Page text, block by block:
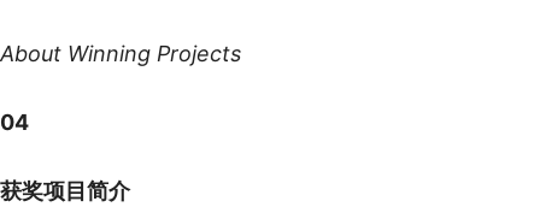
About Winning Projects
04
获奖项目简介